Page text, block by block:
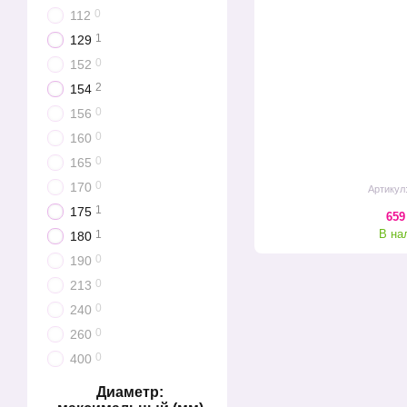
В
112 0
129 1
152 0
154 2
156 0
160 0
165 0
170 0
175 1
180 1
190 0
213 0
240 0
260 0
400 0
Диаметр: